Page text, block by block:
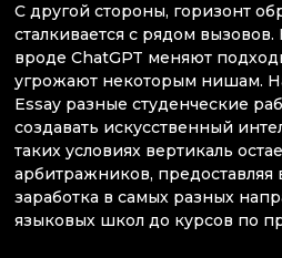
С другой стороны, горизонт
сталкивается с рядом
вроде ChatGPT меняют
угрожают некоторым нишам.
Essay разные студенческие
создавать искусственный
таких условиях вертикаль
арбитражников, предоставляя
заработка в самых разных
языковых школ до курсов по